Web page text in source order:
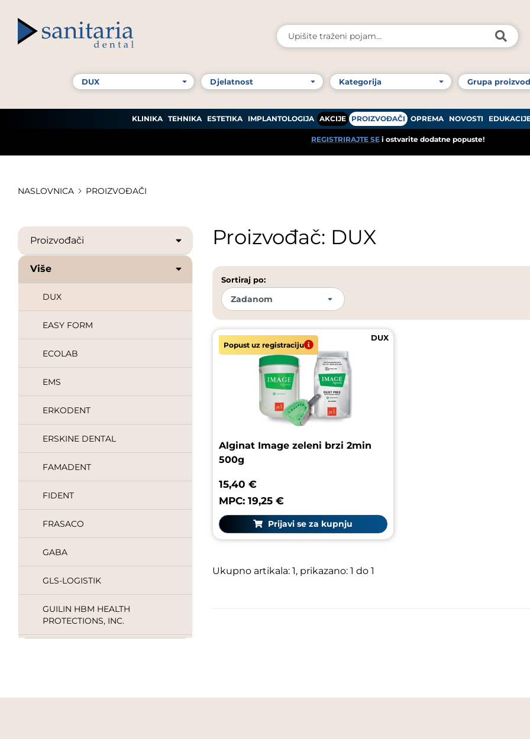
KLINIKA TEHNIKA ESTETIKA IMPLANTOLOGIJA AKCIJE PROIZVOĐAČI OPREMA NOVOSTI
REGISTRIRAJTE SEi ostvarite dodatne popuste!
NASLOVNICA PROIZVOĐAČI
Proizvođači
Više
CERKAMED
DEGUDENT
DENTALFILM
DLESK
DMG
DUX
EASY FORM
ECOLAB
EMS
ERKODENT
ERSKINE DENTAL
FAMADENT
FIDENT
FRASACO
GABA
GLS-LOGISTIK
GUILIN HBM HEALTH
PROTECTIONS, INC.
Proizvođač: DUX
Sortiraj po:
Popust uz registraciju
Alginat Image zeleni brzi 2min
500g
15,40 €
MPC: 19,25 €
DUX
Prijavi se za kupnju
Ukupno artikala: 1, prikazano: 1 do 1